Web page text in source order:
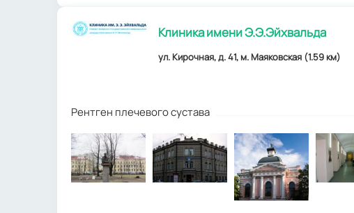
Клиника имени Э.Э.Эйхвальда
ул. Кирочная, д. 41, м. Маяковская (1.59 км)
Рентген плечевого сустава